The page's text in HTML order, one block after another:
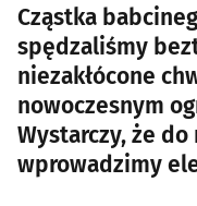
Cząstka
spędzaliśmy
niezakłócone
nowoczesnym
Wystarczy, że
wprowadzimy